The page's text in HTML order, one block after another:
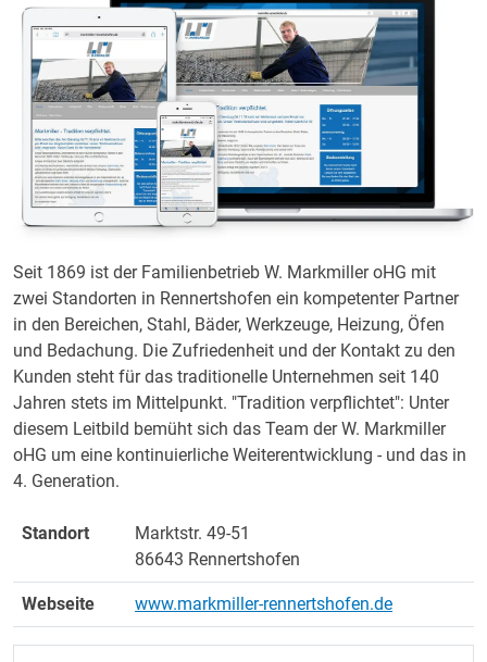
Seit 1869 ist der Familienbetrieb W. Markmiller oHG mit
zwei Standorten in Rennertshofen ein kompetenter Partner
in den Bereichen, Stahl, Bäder, Werkzeuge, Heizung, Öfen
und Bedachung. Die Zufriedenheit und der Kontakt zu den
Kunden steht für das traditionelle Unternehmen seit 140
Jahren stets im Mittelpunkt. "Tradition verpflichtet": Unter
diesem Leitbild bemüht sich das Team der W. Markmiller
oHG um eine kontinuierliche Weiterentwicklung - und das in
4. Generation.
Standort
Marktstr. 49-51
86643 Rennertshofen
Webseite www.markmiller-rennertshofen.de